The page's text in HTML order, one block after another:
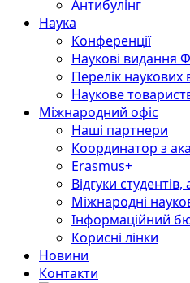
Антибулінг
Наука
Конференції
Наукові видання
Перелік наукових
Наукове
Міжнародний офіс
Наші партнери
Координатор з
Erasmus+
Відгуки
Міжнародні
Інформаційний
Корисні лінки
Новини
Контакти